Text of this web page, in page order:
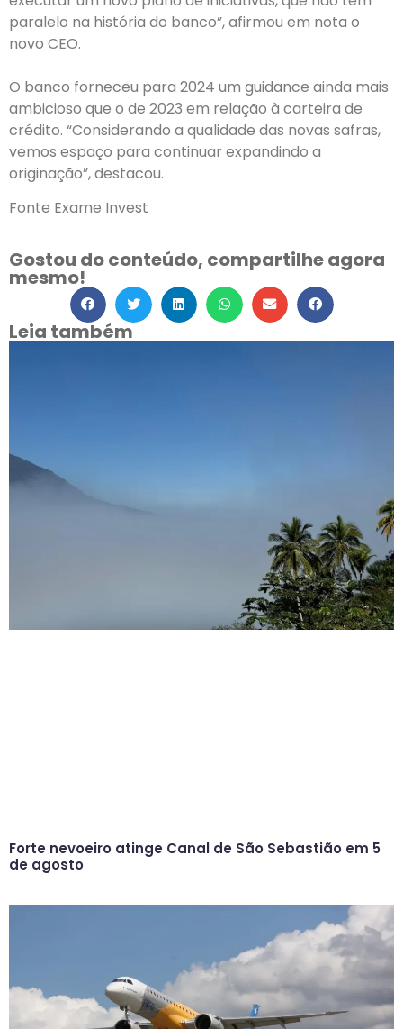
paralelo na história do banco”, afirmou em nota o
novo CEO.
O banco forneceu para 2024 um guidance ainda mais
ambicioso que o de 2023 em relação à carteira de
crédito. “Considerando a qualidade das novas safras,
vemos espaço para continuar expandindo a
originação”, destacou.
Fonte Exame Invest
Gostou do conteúdo, compartilhe agora
mesmo!
Leia também
Forte nevoeiro atinge Canal de São Sebastião em 5
de agosto